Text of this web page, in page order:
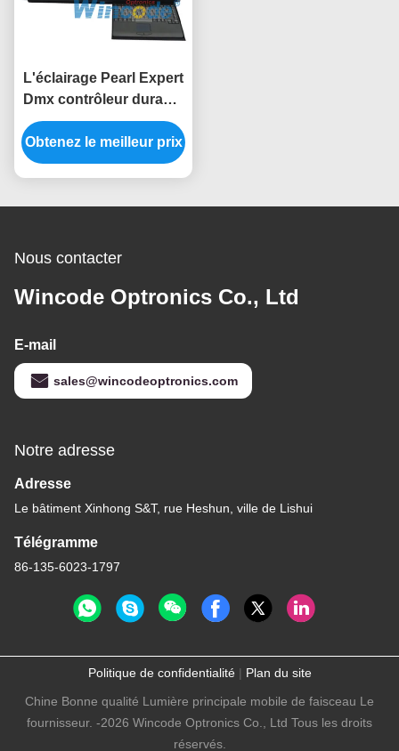
L'éclairage Pearl Expert
Dmx contrôleur durable
avec processeurs
multithreading
Obtenez le meilleur prix
Nous contacter
Wincode Optronics Co., Ltd
E-mail
sales@wincodeoptronics.com
Notre adresse
Adresse
Le bâtiment Xinhong S&T, rue Heshun, ville de Lishui
Télégramme
86-135-6023-1797
Politique de confidentialité| Plan du site
Chine Bonne qualité Lumière principale mobile de faisceau Le
fournisseur. -2026 Wincode Optronics Co., Ltd Tous les droits
réservés.